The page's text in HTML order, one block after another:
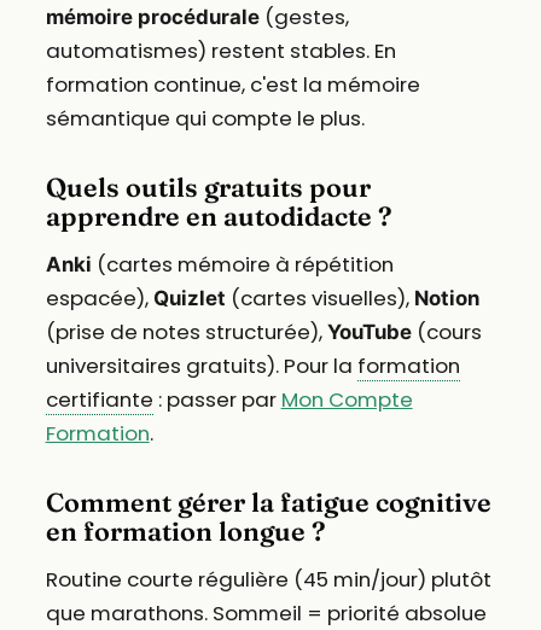
mémoire procédurale(gestes,
automatismes) restent stables. En
formation continue, c'est la mémoire
sémantique qui compte le plus.
Quels outils gratuits pour
apprendre en autodidacte ?
Anki (cartes mémoire à répétition
espacée), Quizlet (cartes visuelles), Notion
(prise de notes structurée), YouTube(cours
universitaires gratuits). Pour la formation
certifiante : passer par Mon Compte
Formation.
Comment gérer la fatigue cognitive
en formation longue ?
Routine courte régulière (45 min/jour) plutôt
que marathons. Sommeil = priorité absolue